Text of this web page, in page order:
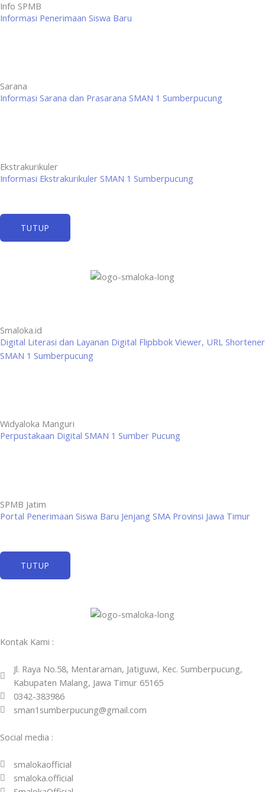
Info SPMB
Informasi Penerimaan Siswa Baru
Sarana
Informasi Sarana dan Prasarana SMAN 1 Sumberpucung
Ekstrakurikuler
Informasi Ekstrakurikuler SMAN 1 Sumberpucung
TUTUP
Smaloka.id
Digital Literasi dan Layanan Digital Flipbbok Viewer, URL Shortener
SMAN 1 Sumberpucung
Widyaloka Manguri
Perpustakaan Digital SMAN 1 Sumber Pucung
SPMB Jatim
Portal Penerimaan Siswa Baru Jenjang SMA Provinsi Jawa Timur
TUTUP
Kontak Kami :
Jl. Raya No.58, Mentaraman, Jatiguwi, Kec. Sumberpucung,
Kabupaten Malang, Jawa Timur 65165
0342-383986
sman1sumberpucung@gmail.com
Social media :
smalokaofficial
smaloka.official